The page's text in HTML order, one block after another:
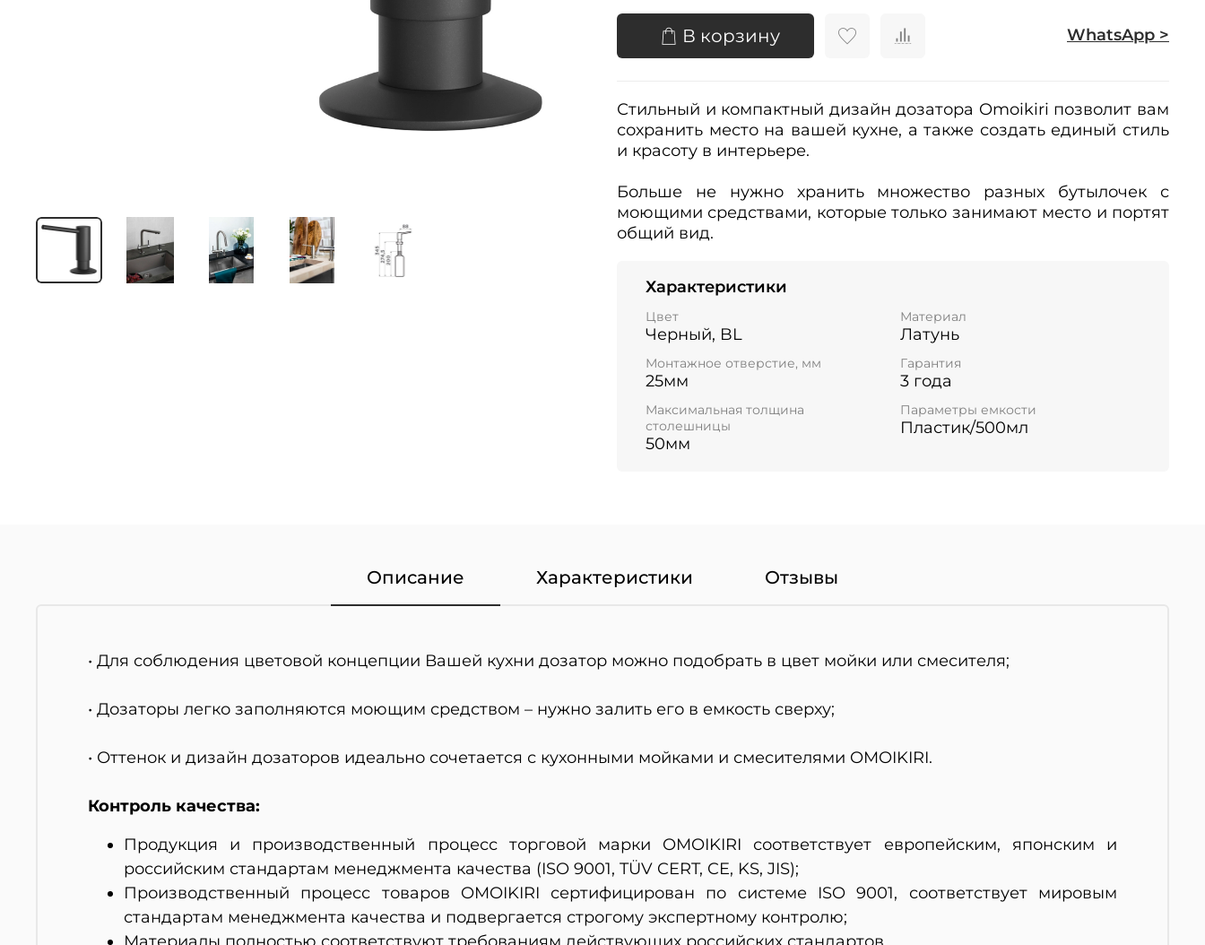
В корзину WhatsApp >
Стильный и компактный дизайн дозатора Omoikiri позволит вам
сохранить место на вашей кухне, а также создать единый стиль
и красоту в интерьере.
Больше не нужно хранить множество разных бутылочек с
моющими средствами, которые только занимают место и портят
общий вид.
Характеристики
Цвет
Черный, BL
Материал
Латунь
Монтажное отверстие, мм
25мм
Гарантия
3 года
Максимальная толщина
столешницы
50мм
Параметры емкости
Пластик/500мл
Описание Характеристики Отзывы
• Для соблюдения цветовой концепции Вашей кухни дозатор можно подобрать в цвет мойки или смесителя;
• Дозаторы легко заполняются моющим средством – нужно залить его в емкость сверху;
• Оттенок и дизайн дозаторов идеально сочетается с кухонными мойками и смесителями OMOIKIRI.
Контроль качества:
Продукция и производственный процесс торговой марки OMOIKIRI соответствует европейским, японским и
российским стандартам менеджмента качества (ISO 9001, TÜV CERT, CE, KS, JIS);
Производственный процесс товаров OMOIKIRI сертифицирован по системе ISO 9001, соответствует мировым
стандартам менеджмента качества и подвергается строгому экспертному контролю;